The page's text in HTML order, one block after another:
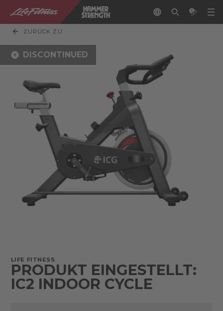
ZURÜCK ZU
DISCONTINUED
LIFE FITNESS
PRODUKT EINGESTELLT:
IC2 INDOOR CYCLE